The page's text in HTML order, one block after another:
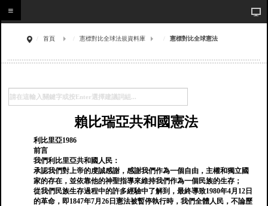
首頁 憲標對比全球法規資料庫 憲標對比全球憲法
賴比瑞亞共和國憲法
利比里亞1986
前言
我們利比里亞共和國人民：
承認我們對上帝的虔誠感謝，感謝我們作為一個自由，主權和獨立國
家的存在，並依靠他的神聖指導來維持我們作為一個民族的生存；
從我們民族生存過程中的許多經驗中了解到，最終導致1980年4月12日
的革命，即1847年7月26日憲法被暫停執行時，我們全體人民，不論歷